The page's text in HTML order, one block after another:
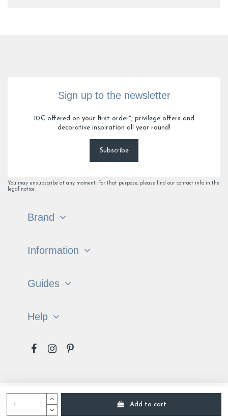
Add to cart
Sign up to the newsletter
10€ offered on your first order*, privilege offers and
decorative inspiration all year round!
Subscribe
You may unsubscribe at any moment. For that purpose, please find our contact info in the
legal notice.
Brand
Information
Guides
Help